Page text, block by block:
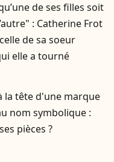
de ses filles soit
: Catherine Frot
de sa soeur
elle a tourné
la tête d'une marque
nom symbolique :
pièces ?